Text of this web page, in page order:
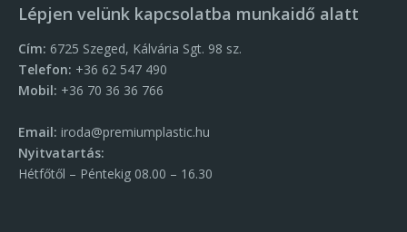
Lépjen velünk kapcsolatba munkaidő alatt
Cím: 6725 Szeged, Kálvária Sgt. 98 sz.
Telefon: +36 62 547 490
Mobil: +36 70 36 36 766
Email: iroda@premiumplastic.hu
Nyitvatartás:
Hétfőtől – Péntekig 08.00 – 16.30